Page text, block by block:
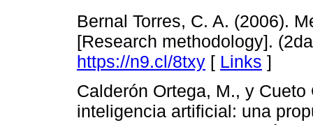
Bernal Torres, C. A. (2006).
[Research methodology].
https://n9.cl/8txy [ Links ]
Calderón Ortega, M., y
inteligencia artificial: una